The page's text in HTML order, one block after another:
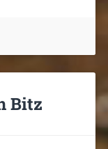
Bitz